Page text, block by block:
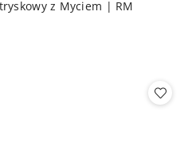
z Myciem | RM